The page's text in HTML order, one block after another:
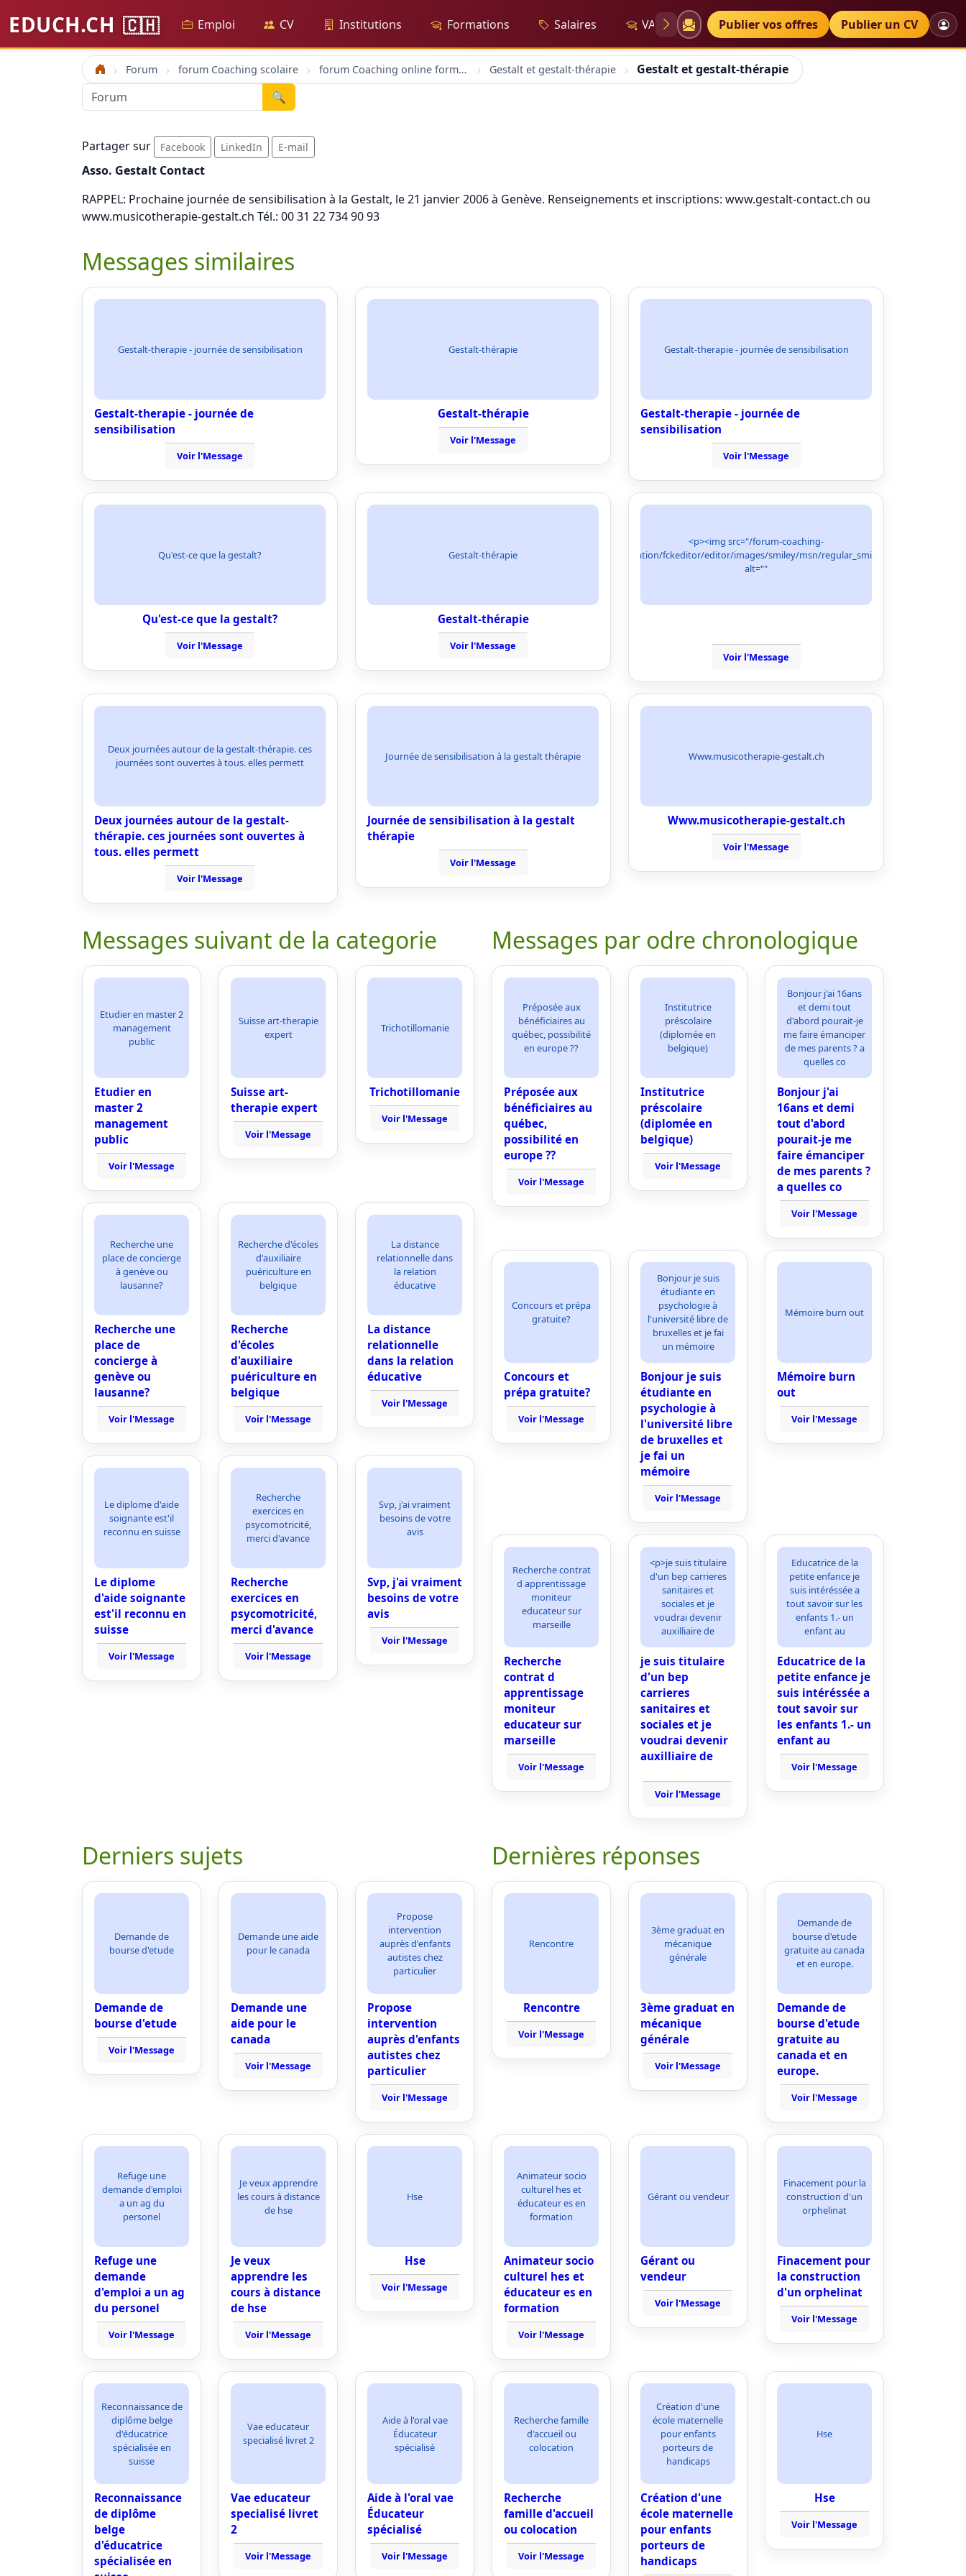
EDUCH.CH 🇨🇭 Emploi CV Institutions Formations Salaires VAE Diplômes Petites annonces
Publier vos offres Publier un CV
Accueil Forum forum Coaching scolaire forum Coaching online formation professionelle emploi education Gestalt et gestalt-thérapie
Gestalt et gestalt-thérapie
🔍
Partager sur Facebook LinkedIn E-mail
Asso. Gestalt Contact
RAPPEL: Prochaine journée de sensibilisation à la Gestalt, le 21 janvier 2006 à Genève. Renseignements et inscriptions: www.gestalt-contact.ch ou
www.musicotherapie-gestalt.ch Tél.: 00 31 22 734 90 93
Messages similaires
Gestalt-therapie - journée de sensibilisation
Gestalt-therapie - journée de
sensibilisation
Voir l'Message
Gestalt-thérapie
Gestalt-thérapie
Voir l'Message
Gestalt-therapie - journée de sensibilisation
Gestalt-therapie - journée de
sensibilisation
Voir l'Message
Qu'est-ce que la gestalt?
Qu'est-ce que la gestalt?
Voir l'Message
Gestalt-thérapie
Gestalt-thérapie
Voir l'Message
<p><img src="/forum-coaching-
formation/fckeditor/editor/images/smiley/msn/regular_smile.gif"
alt=""
Voir l'Message
Deux journées autour de la gestalt-thérapie. ces
journées sont ouvertes à tous. elles permett
Deux journées autour de la gestalt-
thérapie. ces journées sont ouvertes à
tous. elles permett
Voir l'Message
Journée de sensibilisation à la gestalt thérapie
Journée de sensibilisation à la gestalt
thérapie
Voir l'Message
Www.musicotherapie-gestalt.ch
Www.musicotherapie-gestalt.ch
Voir l'Message
Messages suivant de la categorie
Etudier en master 2
management
public
Etudier en
master 2
management
public
Voir l'Message
Suisse art-therapie
expert
Suisse art-
therapie expert
Voir l'Message
Trichotillomanie
Trichotillomanie
Voir l'Message
Recherche une
place de concierge
à genève ou
lausanne?
Recherche une
place de
concierge à
genève ou
lausanne?
Voir l'Message
Recherche d'écoles
d'auxiliaire
puériculture en
belgique
Recherche
d'écoles
d'auxiliaire
puériculture en
belgique
Voir l'Message
La distance
relationnelle dans
la relation
éducative
La distance
relationnelle
dans la relation
éducative
Voir l'Message
Le diplome d'aide
soignante est'il
reconnu en suisse
Le diplome
d'aide soignante
est'il reconnu en
suisse
Voir l'Message
Recherche
exercices en
psycomotricité,
merci d'avance
Recherche
exercices en
psycomotricité,
merci d'avance
Voir l'Message
Svp, j'ai vraiment
besoins de votre
avis
Svp, j'ai vraiment
besoins de votre
avis
Voir l'Message
Messages par odre chronologique
Préposée aux
bénéficiaires au
québec, possibilité
en europe ??
Préposée aux
bénéficiaires au
québec,
possibilité en
europe ??
Voir l'Message
Institutrice
préscolaire
(diplomée en
belgique)
Institutrice
préscolaire
(diplomée en
belgique)
Voir l'Message
Bonjour j'ai 16ans
et demi tout
d'abord pourait-je
me faire émanciper
de mes parents ? a
quelles co
Bonjour j'ai
16ans et demi
tout d'abord
pourait-je me
faire émanciper
de mes parents ?
a quelles co
Voir l'Message
Concours et prépa
gratuite?
Concours et
prépa gratuite?
Voir l'Message
Bonjour je suis
étudiante en
psychologie à
l'université libre de
bruxelles et je fai
un mémoire
Bonjour je suis
étudiante en
psychologie à
l'université libre
de bruxelles et
je fai un
mémoire
Voir l'Message
Mémoire burn out
Mémoire burn
out
Voir l'Message
Recherche contrat
d apprentissage
moniteur
educateur sur
marseille
Recherche
contrat d
apprentissage
moniteur
educateur sur
marseille
Voir l'Message
<p>je suis titulaire
d'un bep carrieres
sanitaires et
sociales et je
voudrai devenir
auxilliaire de
je suis titulaire
d'un bep
carrieres
sanitaires et
sociales et je
voudrai devenir
auxilliaire de
Voir l'Message
Educatrice de la
petite enfance je
suis intéréssée a
tout savoir sur les
enfants 1.- un
enfant au
Educatrice de la
petite enfance je
suis intéréssée a
tout savoir sur
les enfants 1.- un
enfant au
Voir l'Message
Derniers sujets
Demande de
bourse d'etude
Demande de
bourse d'etude
Voir l'Message
Demande une aide
pour le canada
Demande une
aide pour le
canada
Voir l'Message
Propose
intervention
auprès d'enfants
autistes chez
particulier
Propose
intervention
auprès d'enfants
autistes chez
particulier
Voir l'Message
Refuge une
demande d'emploi
a un ag du
personel
Refuge une
demande
d'emploi a un ag
du personel
Voir l'Message
Je veux apprendre
les cours à distance
de hse
Je veux
apprendre les
cours à distance
de hse
Voir l'Message
Hse
Hse
Voir l'Message
Reconnaissance de
diplôme belge
d'éducatrice
spécialisée en
suisse
Reconnaissance
de diplôme
belge
d'éducatrice
spécialisée en
Vae educateur
specialisé livret 2
Vae educateur
specialisé livret
2
Voir l'Message
Aide à l'oral vae
Éducateur
spécialisé
Aide à l'oral vae
Éducateur
spécialisé
Voir l'Message
Dernières réponses
Rencontre
Rencontre
Voir l'Message
3ème graduat en
mécanique
générale
3ème graduat en
mécanique
générale
Voir l'Message
Demande de
bourse d'etude
gratuite au canada
et en europe.
Demande de
bourse d'etude
gratuite au
canada et en
europe.
Voir l'Message
Animateur socio
culturel hes et
éducateur es en
formation
Animateur socio
culturel hes et
éducateur es en
formation
Voir l'Message
Gérant ou vendeur
Gérant ou
vendeur
Voir l'Message
Finacement pour la
construction d'un
orphelinat
Finacement pour
la construction
d'un orphelinat
Voir l'Message
Recherche famille
d'accueil ou
colocation
Recherche
famille d'accueil
ou colocation
Voir l'Message
Création d'une
école maternelle
pour enfants
porteurs de
handicaps
Création d'une
école maternelle
pour enfants
porteurs de
handicaps
Hse
Hse
Voir l'Message